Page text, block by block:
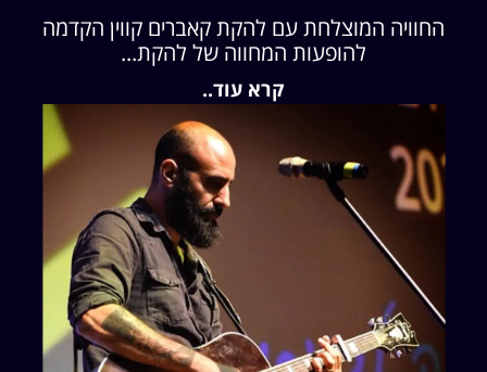
החוויה המוצלחת עם להקת קאברים קווין הקדמה
להופעות המחווה של להקת...
קרא עוד..